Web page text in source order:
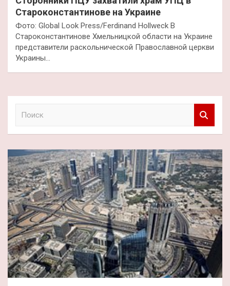
Староконстантинове на Украине
Фото: Global Look Press/Ferdinand Hollweck В
Староконстантинове Хмельницкой области на Украине
представители раскольнической Православной церкви
Украины…
к